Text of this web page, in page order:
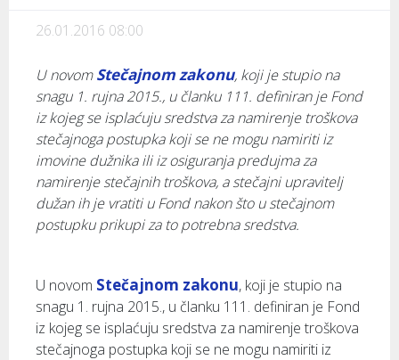
26.01.2016 08:00
U novomStečajnom zakonu, koji je stupio na
snagu 1. rujna 2015., u članku 111. definiran je Fond
iz kojeg se isplaćuju sredstva za namirenje troškova
stečajnoga postupka koji se ne mogu namiriti iz
imovine dužnika ili iz osiguranja predujma za
namirenje stečajnih troškova, a stečajni upravitelj
dužan ih je vratiti u Fond nakon što u stečajnom
postupku prikupi za to potrebna sredstva.
U novom Stečajnom zakonu, koji je stupio na
snagu 1. rujna 2015., u članku 111. definiran je Fond
iz kojeg se isplaćuju sredstva za namirenje troškova
stečajnoga postupka koji se ne mogu namiriti iz